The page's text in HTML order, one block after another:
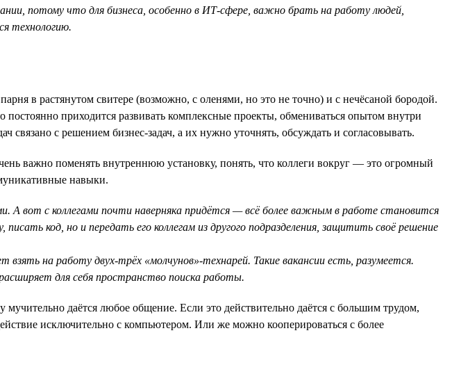
потому что для бизнеса, особенно в ИТ-сфере, важно брать на работу людей,
технологию.
в растянутом свитере (возможно, с оленями, но это не точно) и с нечёсаной бородой.
приходится развивать комплексные проекты, обмениваться опытом внутри
с решением бизнес-задач, а их нужно уточнять, обсуждать и согласовывать.
важно поменять внутреннюю установку, понять, что коллеги вокруг — это огромный
навыки.
А вот с коллегами почти наверняка придётся — всё более важным в работе становится
код, но и передать его коллегам из другого подразделения, защитить своё решение
на работу двух-трёх «молчунов»-технарей. Такие вакансии есть, разумеется.
для себя пространство поиска работы.
даётся любое общение. Если это действительно даётся с большим трудом,
исключительно с компьютером. Или же можно кооперироваться с более